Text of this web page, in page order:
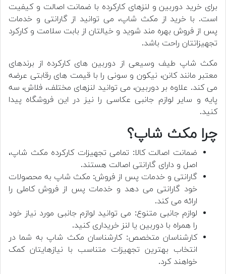
برای خرید دوربین و لنزهای کارکرده با ضمانت اصالت و کیفیت
است. با خرید از مکث شاپ، می توانید از گارانتی و خدمات
پس از فروش بهره مند شوید و خیالتان از بابت سلامت و کارکرد
تجهیزاتتان راحت باشد.
مکث شاپ طیف وسیعی از دوربین های کارکرده از برندهای
معتبر مانند کانن، نیکون و سونی را با قیمت های رقابتی عرضه
می کند. علاوه بر دوربین، می توانید لنزهای مختلف، فلاش، سه
پایه و سایر لوازم جانبی عکاسی را نیز در این فروشگاه پیدا
کنید.
چرا مکث شاپ؟
ضمانت اصالت کالا: تمامی تجهیزات کارکرده مکث شاپ،
اصل و دارای گارانتی اصالت هستند.
گارانتی و خدمات پس از فروش: مکث شاپ به محصولات
خود گارانتی می دهد و خدمات پس از فروش کاملی را
ارائه می کند.
لوازم جانبی متنوع: می توانید لوازم جانبی مورد نیاز خود
را همراه با دوربین یا لنز خریداری کنید.
کارشناسان متخصص: کارشناسان مکث شاپ به شما در
انتخاب بهترین تجهیزات متناسب با نیازهایتان کمک
خواهند کرد.